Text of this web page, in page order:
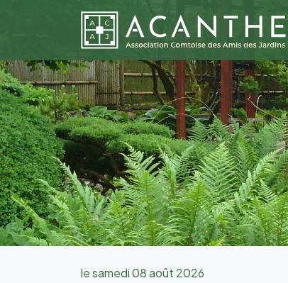
le samedi 08 août 2026